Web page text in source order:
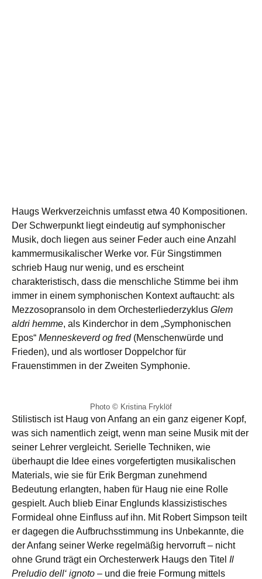
Haugs Werkverzeichnis umfasst etwa 40 Kompositionen.
Der Schwerpunkt liegt eindeutig auf symphonischer
Musik, doch liegen aus seiner Feder auch eine Anzahl
kammermusikalischer Werke vor. Für Singstimmen
schrieb Haug nur wenig, und es erscheint
charakteristisch, dass die menschliche Stimme bei ihm
immer in einem symphonischen Kontext auftaucht: als
Mezzosopransolo in dem Orchesterliederzyklus Glem
aldri hemme, als Kinderchor in dem „Symphonischen
Epos“ Menneskeverd og fred (Menschenwürde und
Frieden), und als wortloser Doppelchor für
Frauenstimmen in der Zweiten Symphonie.
Photo © Kristina Fryklöf
Stilistisch ist Haug von Anfang an ein ganz eigener Kopf,
was sich namentlich zeigt, wenn man seine Musik mit der
seiner Lehrer vergleicht. Serielle Techniken, wie
überhaupt die Idee eines vorgefertigten musikalischen
Materials, wie sie für Erik Bergman zunehmend
Bedeutung erlangten, haben für Haug nie eine Rolle
gespielt. Auch blieb Einar Englunds klassizistisches
Formideal ohne Einfluss auf ihn. Mit Robert Simpson teilt
er dagegen die Aufbruchsstimmung ins Unbekannte, die
der Anfang seiner Werke regelmäßig hervorruft – nicht
ohne Grund trägt ein Orchesterwerk Haugs den Titel Il
Preludio dell‘ ignoto – und die freie Formung mittels